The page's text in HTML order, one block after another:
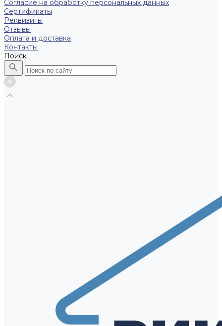
Согласие на обработку персональных данных
Сертификаты
Реквизиты
Отзывы
Оплата и доставка
Контакты
Поиск